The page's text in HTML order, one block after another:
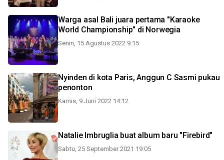
Warga asal Bali juara pertama "Karaoke
World Championship" di Norwegia
Senin, 15 Agustus 2022 9:15
Nyinden di kota Paris, Anggun C Sasmi pukau
penonton
Kamis, 9 Juni 2022 14:12
Natalie Imbruglia buat album baru "Firebird"
Sabtu, 25 September 2021 19:05